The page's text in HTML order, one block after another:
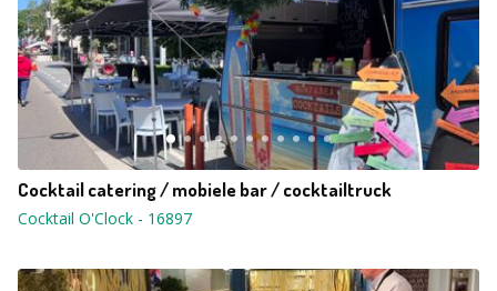
Cocktail catering / mobiele bar / cocktailtruck
Cocktail O'Clock - 16897